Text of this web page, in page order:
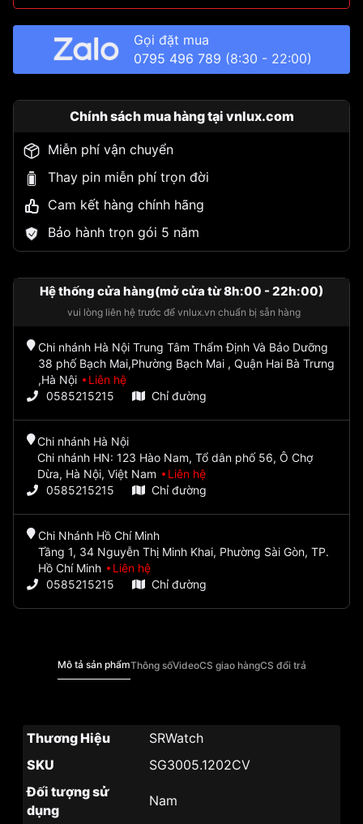
Gọi đặt mua
0795 496 789 (8:30 - 22:00)
Chính sách mua hàng tại vnlux.com
Miễn phí vận chuyển
Thay pin miễn phí trọn đời
Cam kết hàng chính hãng
Bảo hành trọn gói 5 năm
Hệ thống cửa hàng(mở cửa từ 8h:00 - 22h:00)
vui lòng liên hệ trước để vnlux.vn chuẩn bị sẵn hàng
Chi nhánh Hà Nội Trung Tâm Thẩm Định Và Bảo Dưỡng
38 phố Bạch Mai,Phường Bạch Mai , Quận Hai Bà Trưng
,Hà Nội
Liên hệ
0585215215
Chỉ đường
Chi nhánh Hà Nội
Chi nhánh HN: 123 Hào Nam, Tổ dân phố 56, Ô Chợ
Dừa, Hà Nội, Việt Nam
Liên hệ
0585215215
Chỉ đường
Chi Nhánh Hồ Chí Minh
Tầng 1, 34 Nguyễn Thị Minh Khai, Phường Sài Gòn, TP.
Hồ Chí Minh
Liên hệ
0585215215
Chỉ đường
Mô tả sản phẩmThông sốVideoCS giao hàngCS đổi trả
Thương Hiệu
SRWatch
SKU
SG3005.1202CV
Đối tượng sử
dụng
Nam